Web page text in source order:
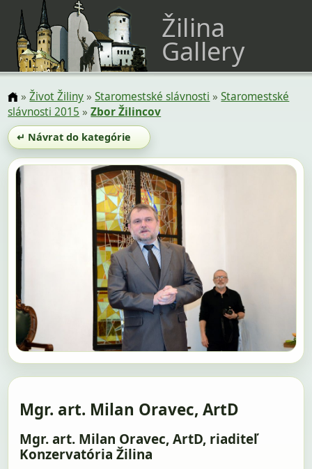
Žilina
Gallery
»Život Žiliny»Staromestské slávnosti »Staromestské
slávnosti 2015 »Zbor Žilincov
↵ Návrat do kategórie
Mgr. art. Milan Oravec, ArtD
Mgr. art. Milan Oravec, ArtD, riaditeľ
Konzervatória Žilina